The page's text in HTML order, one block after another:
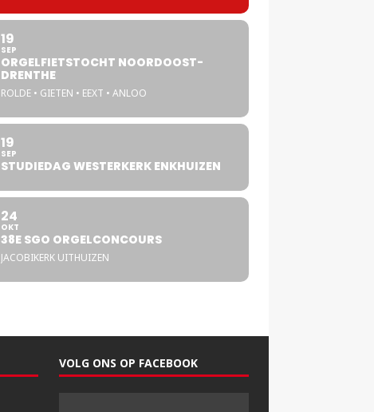
19
SEP
ORGELFIETSTOCHT NOORDOOST-
DRENTHE
ROLDE • GIETEN • EEXT • ANLOO
19
SEP
STUDIEDAG WESTERKERK ENKHUIZEN
24
OKT
38E SGO ORGELCONCOURS
JACOBIKERK UITHUIZEN
VOLG ONS OP FACEBOOK